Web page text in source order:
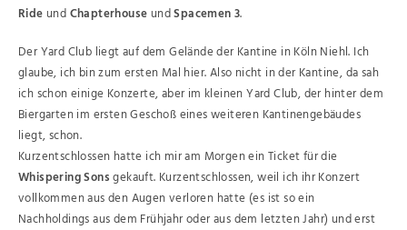
Ride undChapterhouse undSpacemen 3.
Der Yard Club liegt auf dem Gelände der Kantine in Köln Niehl. Ich
glaube, ich bin zum ersten Mal hier. Also nicht in der Kantine, da sah
ich schon einige Konzerte, aber im kleinen Yard Club, der hinter dem
Biergarten im ersten Geschoß eines weiteren Kantinengebäudes
liegt, schon.
Kurzentschlossen hatte ich mir am Morgen ein Ticket für die
Whispering Sonsgekauft. Kurzentschlossen, weil ich ihr Konzert
vollkommen aus den Augen verloren hatte (es ist so ein
Nachholdings aus dem Frühjahr oder aus dem letzten Jahr) und erst